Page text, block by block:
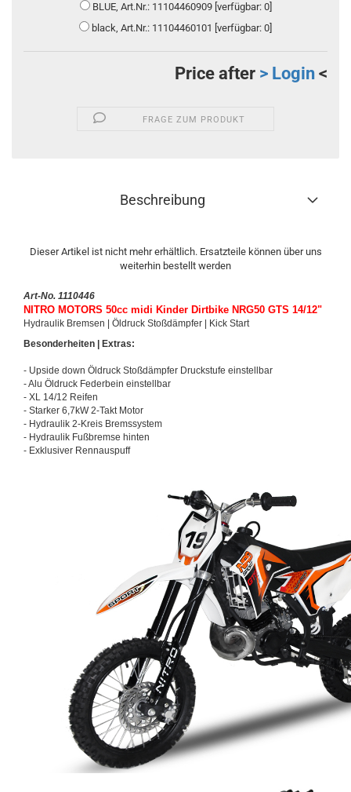
BLUE, Art.Nr.: 11104460909 [verfügbar: 0]
black, Art.Nr.: 11104460101 [verfügbar: 0]
Price after > Login <
FRAGE ZUM PRODUKT
Beschreibung
Dieser Artikel ist nicht mehr erhältlich. Ersatzteile können über uns
weiterhin bestellt werden
Art-No. 1110446
NITRO MOTORS 50cc midi Kinder Dirtbike NRG50 GTS 14/12"
Hydraulik Bremsen | Öldruck Stoßdämpfer | Kick Start
Besonderheiten
| Extras:
- Upside down Öldruck Stoßdämpfer Druckstufe einstellbar
- Alu Öldruck Federbein einstellbar
- XL 14/12 Reifen
- Starker 6,7kW 2-Takt Motor
- Hydraulik 2-Kreis Bremssystem
- Hydraulik Fußbremse hinten
- Exklusiver Rennauspuff